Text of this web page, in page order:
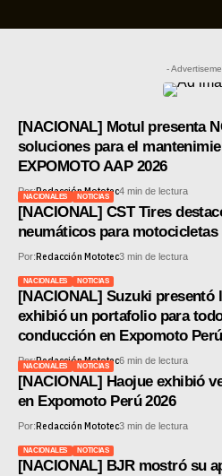
MOTOS HONDA PERÚ
MOTOS HERO PERÚ
MOTOS ZONTES PERÚ
MOTOS HAOJUE PERÚ
MOTOS BENELLI PERÚ
MOTOS ZONGSHEN PERÚ
-
NACIONALES NOTICIAS
[NACIONAL] Motul presenta
soluciones para el
EXPOMOTO AAP 2026
Por:Redacción Mototec4 min de lectura
NACIONALES NOTICIAS
[NACIONAL] CST Tires
neumáticos para motocicletas
Por:Redacción Mototec3 min de lectura
NACIONALES NOTICIAS
[NACIONAL] Suzuki presentó
exhibió un portafolio para
conducción en Expomoto
Por:Redacción Mototec6 min de lectura
NACIONALES NOTICIAS
[NACIONAL] Haojue exhibió
en Expomoto Perú 2026
Por:Redacción Mototec3 min de lectura
[NACIONAL] BJR mostró su